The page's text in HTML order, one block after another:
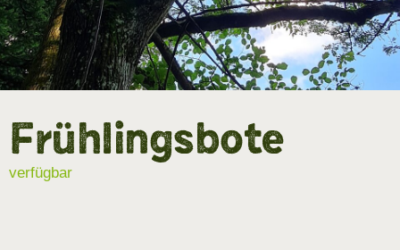
Frühlingsbote
verfügbar